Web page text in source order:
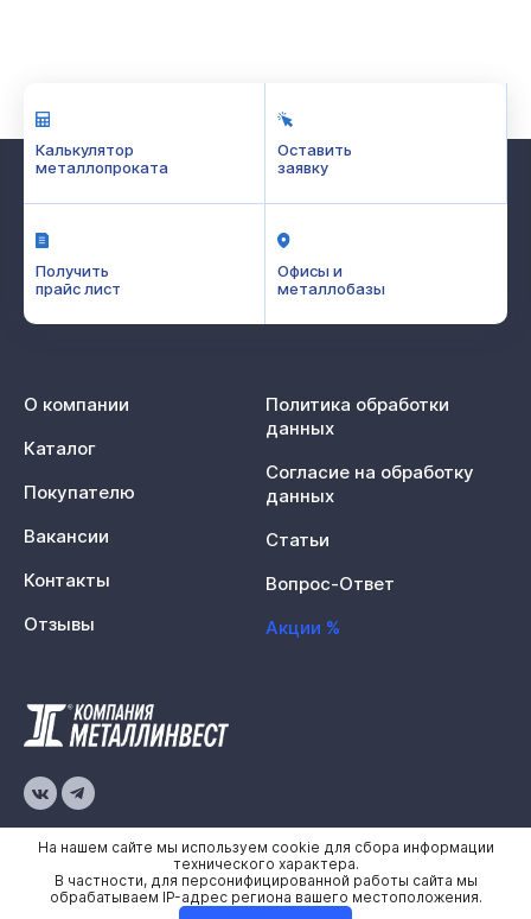
Калькулятор
металлопроката
Оставить
заявку
Получить
прайс лист
Офисы и
металлобазы
© 2026 «Металлинвест»
Политика конфиденциальности
О компании
Каталог
Покупателю
Вакансии
Контакты
Отзывы
Политика обработки
данных
Согласие на обработку
данных
Статьи
Вопрос-Ответ
Акции %
На нашем сайте мы используем cookie для сбора информации
технического характера.
В частности, для персонифицированной работы сайта мы
обрабатываем IP-адрес региона вашего местоположения.